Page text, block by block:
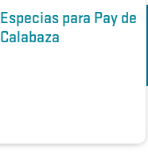
Especias para Pay de
Calabaza